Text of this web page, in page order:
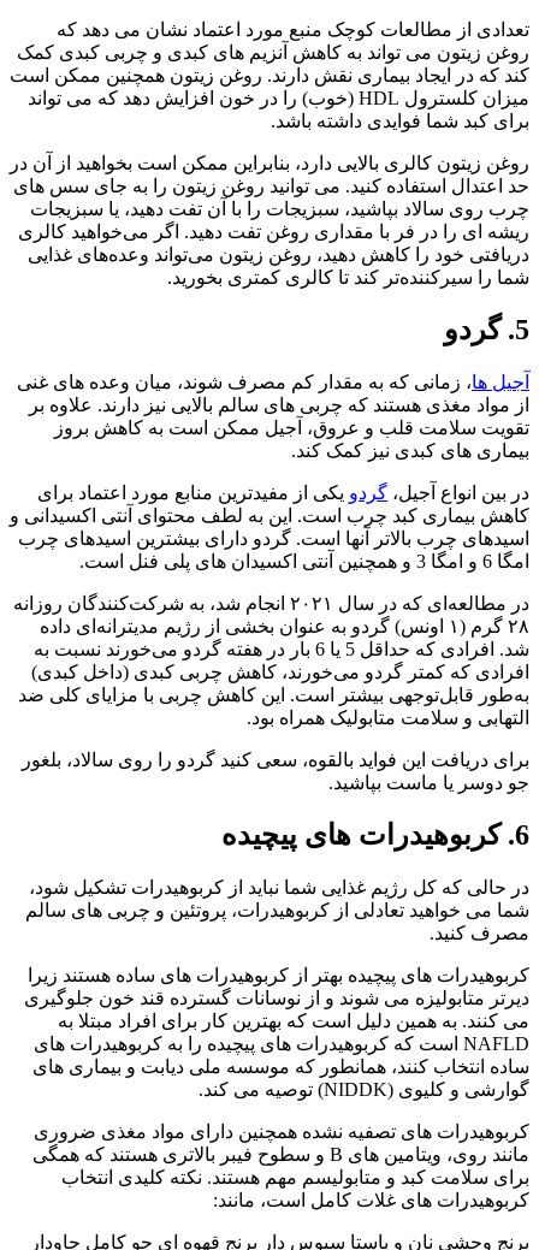
تعدادی از مطالعات کوچک منبع مورد اعتماد نشان می دهد که
روغن زیتون می تواند به کاهش آنزیم های کبدی و چربی کبدی کمک
کند که در ایجاد بیماری نقش دارند. روغن زیتون همچنین ممکن است
میزان کلسترول HDL (خوب) را در خون افزایش دهد که می تواند
برای کبد شما فوایدی داشته باشد.
روغن زیتون کالری بالایی دارد، بنابراین ممکن است بخواهید از آن در
حد اعتدال استفاده کنید. می توانید روغن زیتون را به جای سس های
چرب روی سالاد بپاشید، سبزیجات را با آن تفت دهید، یا سبزیجات
ریشه ای را در فر با مقداری روغن تفت دهید. اگر می‌خواهید کالری
دریافتی خود را کاهش دهید، روغن زیتون می‌تواند وعده‌های غذایی
شما را سیر‌کننده‌تر کند تا کالری کمتری بخورید.
5. گردو
آجیل ها، زمانی که به مقدار کم مصرف شوند، میان وعده های غنی
از مواد مغذی هستند که چربی های سالم بالایی نیز دارند. علاوه بر
تقویت سلامت قلب و عروق، آجیل ممکن است به کاهش بروز
بیماری های کبدی نیز کمک کند.
در بین انواع آجیل، گردو یکی از مفیدترین منابع مورد اعتماد برای
کاهش بیماری کبد چرب است. این به لطف محتوای آنتی اکسیدانی و
اسیدهای چرب بالاتر آنها است. گردو دارای بیشترین اسیدهای چرب
امگا 6 و امگا 3 و همچنین آنتی اکسیدان های پلی فنل است.
در مطالعه‌ای که در سال ۲۰۲۱ انجام شد، به شرکت‌کنندگان روزانه
۲۸ گرم (۱ اونس) گردو به عنوان بخشی از رژیم مدیترانه‌ای داده
شد. افرادی که حداقل 5 یا 6 بار در هفته گردو می‌خورند نسبت به
افرادی که کمتر گردو می‌خورند، کاهش چربی کبدی (داخل کبدی)
به‌طور قابل‌توجهی بیشتر است. این کاهش چربی با مزایای کلی ضد
التهابی و سلامت متابولیک همراه بود.
برای دریافت این فواید بالقوه، سعی کنید گردو را روی سالاد، بلغور
جو دوسر یا ماست بپاشید.
6. کربوهیدرات های پیچیده
در حالی که کل رژیم غذایی شما نباید از کربوهیدرات تشکیل شود،
شما می خواهید تعادلی از کربوهیدرات، پروتئین و چربی های سالم
مصرف کنید.
کربوهیدرات های پیچیده بهتر از کربوهیدرات های ساده هستند زیرا
دیرتر متابولیزه می شوند و از نوسانات گسترده قند خون جلوگیری
می کنند. به همین دلیل است که بهترین کار برای افراد مبتلا به
NAFLD است که کربوهیدرات های پیچیده را به کربوهیدرات های
ساده انتخاب کنند، همانطور که موسسه ملی دیابت و بیماری های
گوارشی و کلیوی (NIDDK) توصیه می کند.
کربوهیدرات های تصفیه نشده همچنین دارای مواد مغذی ضروری
مانند روی، ویتامین های B و سطوح فیبر بالاتری هستند که همگی
برای سلامت کبد و متابولیسم مهم هستند. نکته کلیدی انتخاب
کربوهیدرات های غلات کامل است، مانند:
برنج وحشی نان و پاستا سبوس دار برنج قهوه ای جو کامل چاودار